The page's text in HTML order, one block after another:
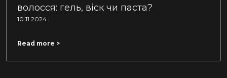
волосся: гель, віск чи паста?
10.11.2024
Read more >